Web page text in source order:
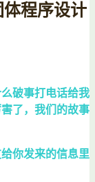
体程序设计
破事打电话给我
了，我们的故事
你发来的信息里